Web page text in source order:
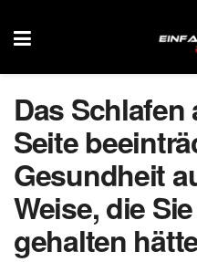
Das
Seite
Gesundheit
Weise, die
gehalten